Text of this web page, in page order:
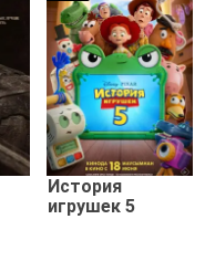
История
игрушек 5